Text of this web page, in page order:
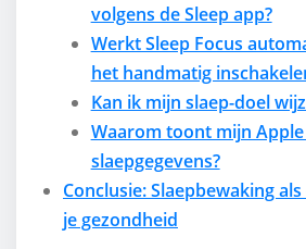
volgens de Sleep app?
Werkt Sleep Focus
het handmatig
Kan ik mijn slaep-doel
Waarom toont mijn Apple
slaepgegevens?
Conclusie: Slaepbewaking
je gezondheid